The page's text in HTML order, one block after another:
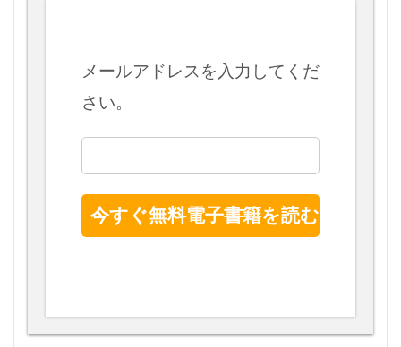
メールアドレスを入力してくだ
さい。